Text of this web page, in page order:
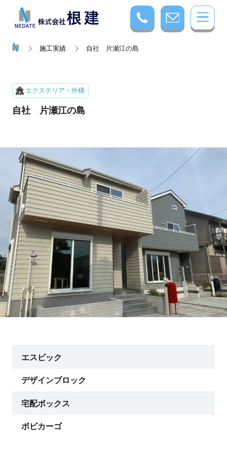
施工実績 自社 片瀬江の島
エクステリア・外構
自社 片瀬江の島
エスビック
デザインブロック
宅配ボックス
ボビカーゴ